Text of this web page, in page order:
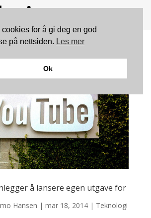
å lansere egen utgave for
Hansen | mar 18, 2014| Teknologi
cookies for å gi deg en god
på nettsiden. Les mer
Ok